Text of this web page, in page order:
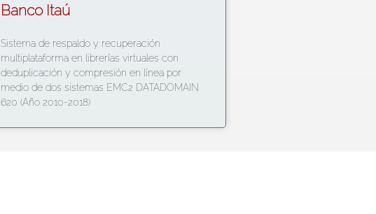
Banco Itaú
Sistema de respaldo y recuperación
multiplataforma en librerías virtuales con
deduplicación y compresión en línea por
medio de dos sistemas EMC2 DATADOMAIN
620 (Año 2010-2018)